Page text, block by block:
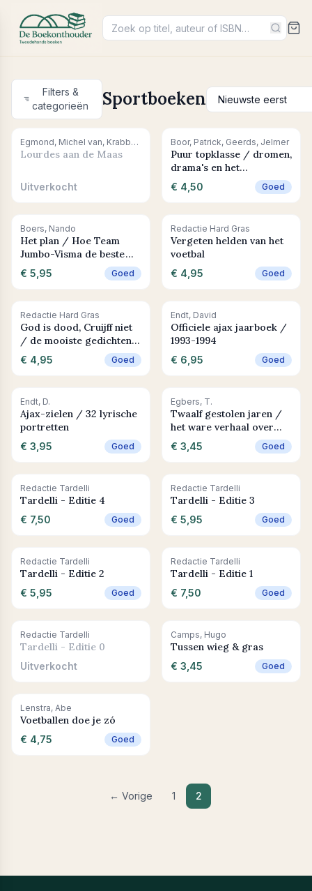
Filters &
categorieën
Sportboeken
Uitverkocht Egmond, Michel van, Krabbendam, Martijn
Lourdes aan de Maas
Uitverkocht
+ In winkelwagen
Boor, Patrick, Geerds, Jelmer
Puur topklasse / dromen,
drama's en het
zaterdagmiddaggevoel
€ 4,50 Goed
+ In winkelwagen
Boers, Nando
Het plan / Hoe Team
Jumbo-Visma de beste
wielerploeg ter wereld
werd
€ 5,95 Goed
+ In winkelwagen
Redactie Hard Gras
Vergeten helden van het
voetbal
€ 4,95 Goed
+ In winkelwagen
Redactie Hard Gras
God is dood, Cruijff niet
/ de mooiste gedichten
en verhalen over Johan
Cruijff
€ 4,95 Goed
+ In winkelwagen
Endt, David
Officiele ajax jaarboek /
1993-1994
€ 6,95 Goed
+ In winkelwagen
Endt, D.
Ajax-zielen / 32 lyrische
portretten
€ 3,95 Goed
+ In winkelwagen
Egbers, T.
Twaalf gestolen jaren /
het ware verhaal over
Steve Mokone
€ 3,45 Goed
+ In winkelwagen
Redactie Tardelli
Tardelli - Editie 4
€ 7,50 Goed
+ In winkelwagen
Redactie Tardelli
Tardelli - Editie 3
€ 5,95 Goed
+ In winkelwagen
Redactie Tardelli
Tardelli - Editie 2
€ 5,95 Goed
+ In winkelwagen
Redactie Tardelli
Tardelli - Editie 1
€ 7,50 Goed
Uitverkocht
Redactie Tardelli
Tardelli - Editie 0
Uitverkocht
+ In winkelwagen
Camps, Hugo
Tussen wieg & gras
€ 3,45 Goed
+ In winkelwagen
Lenstra, Abe
Voetballen doe je zó
€ 4,75 Goed
← Vorige 1 2